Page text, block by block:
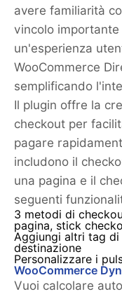
avere familiarità
vincolo
un'esperienza
WooCommerce
semplificando
Il plugin offre la
checkout per
pagare
includono il
una pagina e il
seguenti
3 metodi di
pagina, stick
Aggiungi altri tag
destinazione
Personalizzare i
WooCommerce
Vuoi calcolare